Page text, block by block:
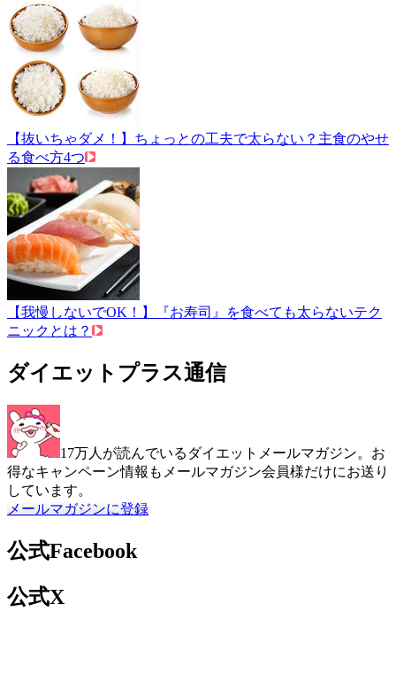
【抜いちゃダメ！】ちょっとの工夫で太らない？主食のやせ
る食べ方4つ
【我慢しないでOK！】『お寿司』を食べても太らないテク
ニックとは？
ダイエットプラス通信
17万人が読んでいるダイエットメールマガジン。お
得なキャンペーン情報もメールマガジン会員様だけにお送り
しています。
メールマガジンに登録
公式Facebook
公式X